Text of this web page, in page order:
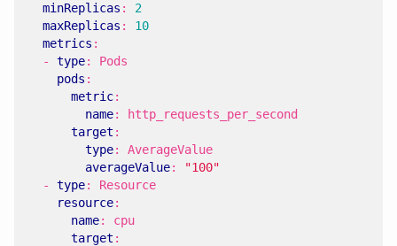
minReplicas :
2
maxReplicas :
10
metrics :
- type:
Pods
pods :
metric:
name:
http_requests_per_second
target :
type:
AverageValue
averageValue:
"100"
- type:
Resource
resource:
name:
cpu
target :